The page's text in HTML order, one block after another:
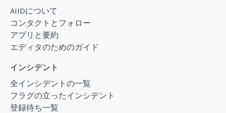
AIIDについて
コンタクトとフォロー
アプリと要約
エディタのためのガイド
インシデント
全インシデントの一覧
フラグの立ったインシデント
登録待ち一覧